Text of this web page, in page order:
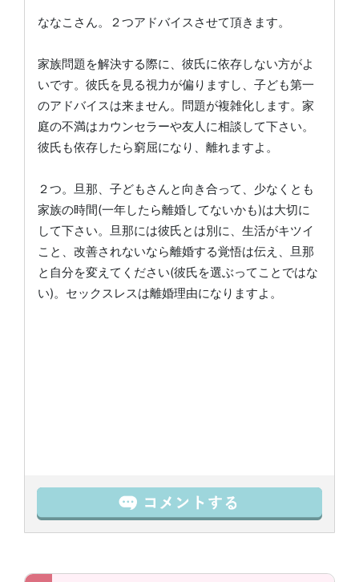
ななこさん。２つアドバイスさせて頂きます。
家族問題を解決する際に、彼氏に依存しない方がよ
いです。彼氏を見る視力が偏りますし、子ども第一
のアドバイスは来ません。問題が複雑化します。家
庭の不満はカウンセラーや友人に相談して下さい。
彼氏も依存したら窮屈になり、離れますよ。
２つ。旦那、子どもさんと向き合って、少なくとも
家族の時間(一年したら離婚してないかも)は大切に
して下さい。旦那には彼氏とは別に、生活がキツイ
こと、改善されないなら離婚する覚悟は伝え、旦那
と自分を変えてください(彼氏を選ぶってことではな
い)。セックスレスは離婚理由になりますよ。